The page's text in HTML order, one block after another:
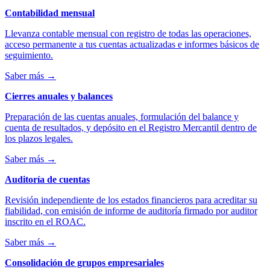
Contabilidad mensual
Llevanza contable mensual con registro de todas las operaciones,
acceso permanente a tus cuentas actualizadas e informes básicos de
seguimiento.
Saber más →
Cierres anuales y balances
Preparación de las cuentas anuales, formulación del balance y
cuenta de resultados, y depósito en el Registro Mercantil dentro de
los plazos legales.
Saber más →
Auditoría de cuentas
Revisión independiente de los estados financieros para acreditar su
fiabilidad, con emisión de informe de auditoría firmado por auditor
inscrito en el ROAC.
Saber más →
Consolidación de grupos empresariales